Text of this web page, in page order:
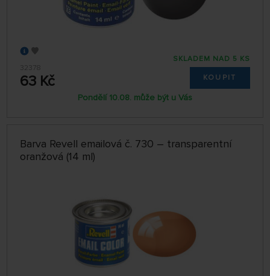
32378
63 Kč
SKLADEM NAD 5 KS
KOUPIT
Pondělí 10.08. může být u Vás
Barva Revell emailová č. 730 – transparentní
oranžová (14 ml)